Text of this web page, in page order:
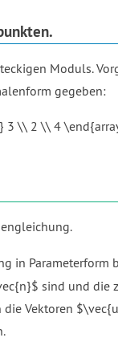
Moduls.
gegeben:
3 \\ 2 \\ 4
in
sind und
die Vektoren